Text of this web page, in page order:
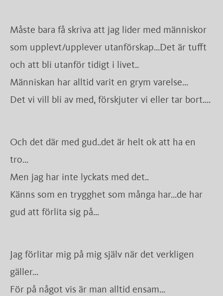
Måste bara få skriva att jag lider med människor
som upplevt/upplever utanförskap...Det är tufft
och att bli utanför tidigt i livet..
Människan har alltid varit en grym varelse...
Det vi vill bli av med, förskjuter vi eller tar bort....
Och det där med gud..det är helt ok att ha en
tro...
Men jag har inte lyckats med det..
Känns som en trygghet som många har...de har
gud att förlita sig på...
Jag förlitar mig på mig själv när det verkligen
gäller...
För på något vis är man alltid ensam...